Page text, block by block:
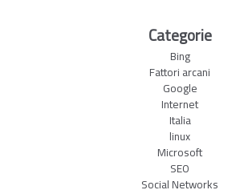
Categorie
Bing
Fattori arcani
Google
Internet
Italia
linux
Microsoft
SEO
Social Networks